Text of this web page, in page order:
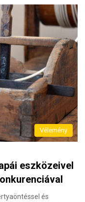
Vélemény
eszközeivel
és